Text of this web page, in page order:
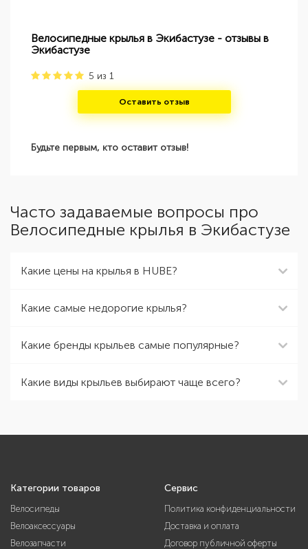
Велосипедные крылья в Экибастузе - отзывы в
Экибастузе
5 из 1
Оставить отзыв
Будьте первым, кто оставит отзыв!
Часто задаваемые вопросы про
Велосипедные крылья в Экибастузе
Какие цены на крылья в HUBE?
Какие самые недорогие крылья?
Какие бренды крыльев самые популярные?
Какие виды крыльев выбирают чаще всего?
Категории товаров
Велосипеды
Велоаксессуары
Велозапчасти
Сервис
Политика конфиденциальности
Доставка и оплата
Договор публичной оферты